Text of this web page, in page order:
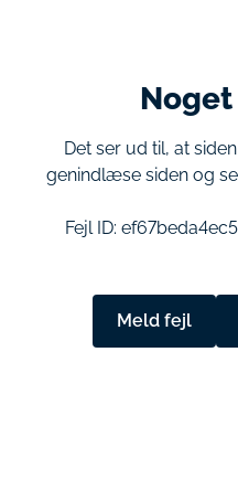
Det ser ud til, at
genindlæse siden og
Fejl ID:
Meld fejl